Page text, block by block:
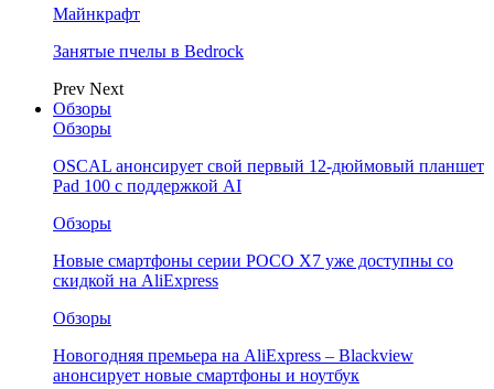
Майнкрафт
Занятые пчелы в Bedrock
Prev Next
Обзоры
Обзоры
OSCAL анонсирует свой первый 12-дюймовый планшет
Pad 100 с поддержкой AI
Обзоры
Новые смартфоны серии POCO X7 уже доступны со
скидкой на AliExpress
Обзоры
Новогодняя премьера на AliExpress – Blackview
анонсирует новые смартфоны и ноутбук